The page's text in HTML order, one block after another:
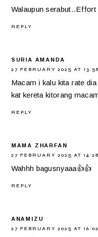
Walaupun serabut..Effort
REPLY
SURIA AMANDA
27 FEBRUARY 2025 AT 13:58
Macam i kalu kita rate
kat kereta kitorang
REPLY
MAMA ZHARFAN
27 FEBRUARY 2025 AT 14:28
Wahhh bagusnyaaa👍👍
REPLY
ANAMIZU
27 FEBRUARY 2025 AT 16:02